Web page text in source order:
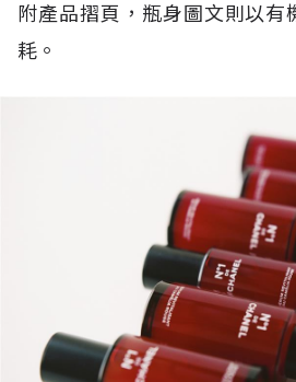
附產品摺頁，瓶身圖文則以有
耗。